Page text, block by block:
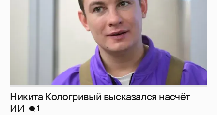
Никита Кологривый высказался насчёт
ИИ
1